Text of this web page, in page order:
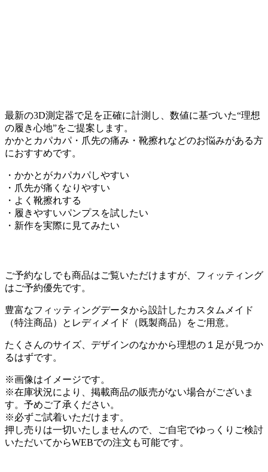
最新の3D測定器で足を正確に計測し、数値に基づいた“理想
の履き心地”をご提案します。
かかとカパカパ・爪先の痛み・靴擦れなどのお悩みがある方
におすすめです。
・かかとがカパカパしやすい
・爪先が痛くなりやすい
・よく靴擦れする
・履きやすいパンプスを試したい
・新作を実際に見てみたい
ご予約なしでも商品はご覧いただけますが、フィッティング
はご予約優先です。
豊富なフィッティングデータから設計したカスタムメイド
（特注商品）とレディメイド（既製商品）をご用意。
たくさんのサイズ、デザインのなかから理想の１足が見つか
るはずです。
※画像はイメージです。
※在庫状況により、掲載商品の販売がない場合がございま
す。予めご了承ください。
※必ずご試着いただけます。
押し売りは一切いたしませんので、ご自宅でゆっくりご検討
いただいてからWEBでの注文も可能です。